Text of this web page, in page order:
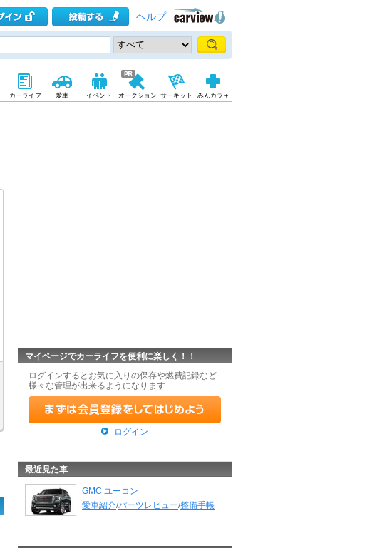
ヘルプ
カーライフ 愛車 イベント オークション サーキット みんカラ＋
マイページでカーライフを便利に楽しく！！
ログインするとお気に入りの保存や燃費記録など
様々な管理が出来るようになります
ログイン
最近見た車
GMC ユーコン
愛車紹介/パーツレビュー/整備手帳